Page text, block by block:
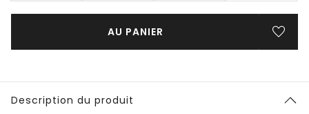
AU PANIER
Description du produit